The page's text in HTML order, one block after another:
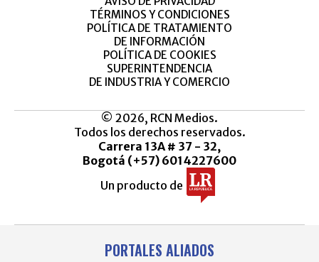
TÉRMINOS Y CONDICIONES
POLÍTICA DE TRATAMIENTO
DE INFORMACIÓN
POLÍTICA DE COOKIES
SUPERINTENDENCIA
DE INDUSTRIA Y COMERCIO
© 2026, RCN Medios.
Todos los derechos reservados.
Carrera 13A # 37 - 32,
Bogotá (+57) 6014227600
Un producto de
PORTALES ALIADOS